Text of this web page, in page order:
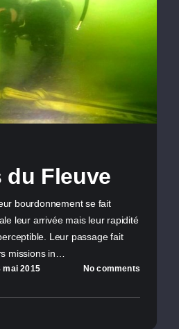
du Fleuve
bourdonnement se fait
leur arrivée mais leur rapidité
Leur passage fait
missions in…
mai 2015 No comments